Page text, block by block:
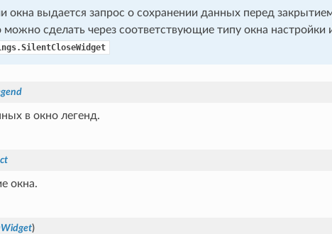
окна выдается запрос о сохранении данных перед
можно сделать через соответствующие типу окна настройки
в окно легенд.
окна.
)